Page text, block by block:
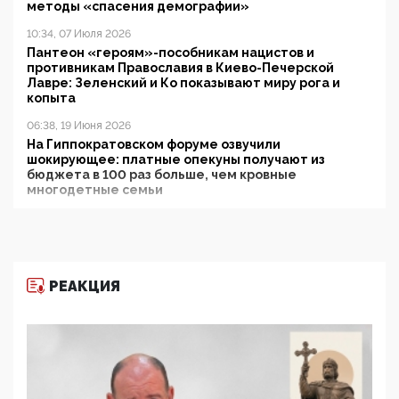
методы «спасения демографии»
10:34, 07 Июля 2026
Пантеон «героям»-пособникам нацистов и
противникам Православия в Киево-Печерской
Лавре: Зеленский и Ко показывают миру рога и
копыта
06:38, 19 Июня 2026
На Гиппократовском форуме озвучили
шокирующее: платные опекуны получают из
бюджета в 100 раз больше, чем кровные
многодетные семьи
11:53, 09 Июня 2026
деятельность ИИТО ЮНЕСКО в России, но
цифроглобалисты продолжают определять
повестку в образовании
09:43, 01 Июня 2026
РЕАКЦИЯ